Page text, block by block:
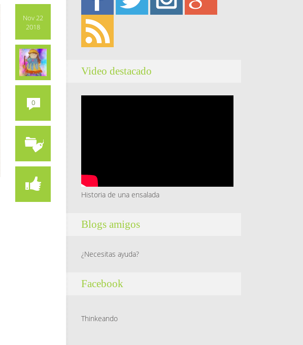
Nov 22
2018
0
Video destacado
Historia de una ensalada
Blogs amigos
¿Necesitas ayuda?
Facebook
Thinkeando